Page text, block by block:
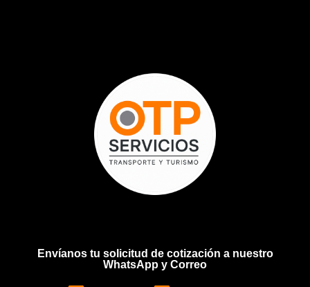
Envíanos tu solicitud de cotización a nuestro
WhatsApp y Correo